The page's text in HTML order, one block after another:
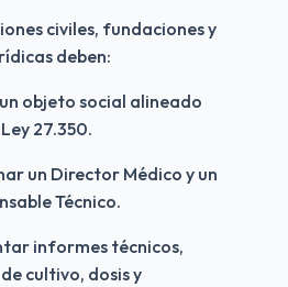
civiles, fundaciones y
deben:
objeto social alineado
27.350.
un Director Médico y un
Técnico.
informes técnicos,
cultivo, dosis y